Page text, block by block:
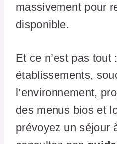
massivement pour
disponible.
Et ce n’est pas tout
établissements,
l’environnement,
des menus bios et
prévoyez un séjour